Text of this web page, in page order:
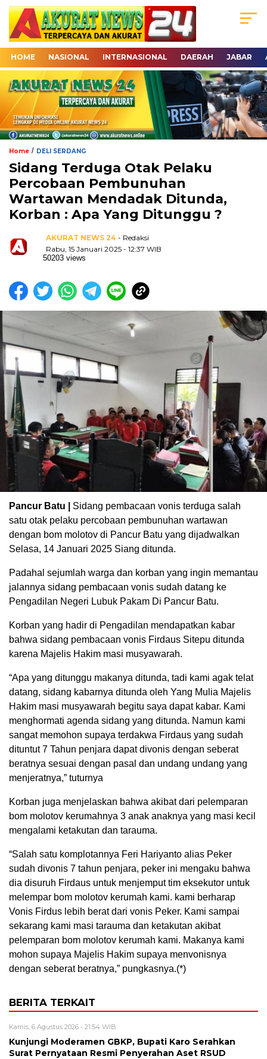
HOME NASIONAL INTERNASIONAL DAERAH JABAR
Home / DELI SERDANG
Sidang Terduga Otak Pelaku
Percobaan Pembunuhan
Wartawan Mendadak Ditunda,
Korban : Apa Yang Ditunggu ?
AKURAT NEWS 24 - Redaksi
Rabu, 15 Januari 2025 - 12:37 WIB
50203 views
Pancur Batu |
Sidang pembacaan vonis terduga salah
satu otak pelaku percobaan pembunuhan wartawan
dengan bom molotov di Pancur Batu yang dijadwalkan
Selasa, 14 Januari 2025 Siang ditunda.
Padahal sejumlah warga dan korban yang ingin memantau
jalannya sidang pembacaan vonis sudah datang ke
Pengadilan Negeri Lubuk Pakam Di Pancur Batu.
Korban yang hadir di Pengadilan mendapatkan kabar
bahwa sidang pembacaan vonis Firdaus Sitepu ditunda
karena Majelis Hakim masi musyawarah.
“Apa yang ditunggu makanya ditunda, tadi kami agak telat
datang, sidang kabarnya ditunda oleh Yang Mulia Majelis
Hakim masi musyawarah begitu saya dapat kabar. Kami
menghormati agenda sidang yang ditunda. Namun kami
sangat memohon supaya terdakwa Firdaus yang sudah
dituntut 7 Tahun penjara dapat divonis dengan seberat
beratnya sesuai dengan pasal dan undang undang yang
menjeratnya,” tuturnya
Korban juga menjelaskan bahwa akibat dari pelemparan
bom molotov kerumahnya 3 anak anaknya yang masi kecil
mengalami ketakutan dan tarauma.
“Salah satu komplotannya Feri Hariyanto alias Peker
sudah divonis 7 tahun penjara, peker ini mengaku bahwa
dia disuruh Firdaus untuk menjemput tim eksekutor untuk
melempar bom molotov kerumah kami. kami berharap
Vonis Firdus lebih berat dari vonis Peker. Kami sampai
sekarang kami masi tarauma dan ketakutan akibat
pelemparan bom molotov kerumah kami. Makanya kami
mohon supaya Majelis Hakim supaya menvonisnya
dengan seberat beratnya,” pungkasnya.(*)
BERITA TERKAIT
Kamis, 6 Agustus 2026 - 21:54 WIB
Kunjungi Moderamen GBKP, Bupati Karo Serahkan
Surat Pernyataan Resmi Penyerahan Aset RSUD